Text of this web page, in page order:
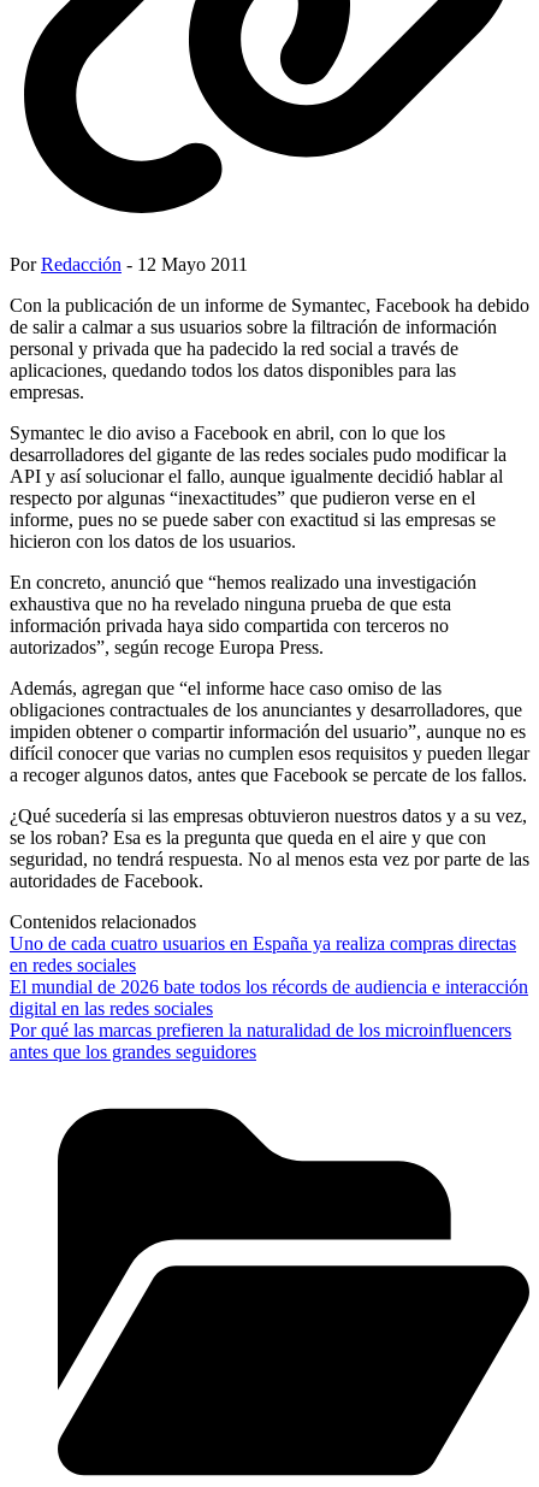
PorRedacción - 12 Mayo 2011
Con la publicación de un informe de Symantec, Facebook ha debido
de salir a calmar a sus usuarios sobre la filtración de información
personal y privada que ha padecido la red social a través de
aplicaciones, quedando todos los datos disponibles para las
empresas.
Symantec le dio aviso a Facebook en abril, con lo que los
desarrolladores del gigante de las redes sociales pudo modificar la
API y así solucionar el fallo, aunque igualmente decidió hablar al
respecto por algunas “inexactitudes” que pudieron verse en el
informe, pues no se puede saber con exactitud si las empresas se
hicieron con los datos de los usuarios.
En concreto, anunció que “hemos realizado una investigación
exhaustiva que no ha revelado ninguna prueba de que esta
información privada haya sido compartida con terceros no
autorizados”, según recoge Europa Press.
Además, agregan que “el informe hace caso omiso de las
obligaciones contractuales de los anunciantes y desarrolladores, que
impiden obtener o compartir información del usuario”, aunque no es
difícil conocer que varias no cumplen esos requisitos y pueden llegar
a recoger algunos datos, antes que Facebook se percate de los fallos.
¿Qué sucedería si las empresas obtuvieron nuestros datos y a su vez,
se los roban? Esa es la pregunta que queda en el aire y que con
seguridad, no tendrá respuesta. No al menos esta vez por parte de las
autoridades de Facebook.
Contenidos relacionados
Uno de cada cuatro usuarios en España ya realiza compras directas
en redes sociales
El mundial de 2026 bate todos los récords de audiencia e interacción
digital en las redes sociales
Por qué las marcas prefieren la naturalidad de los microinfluencers
antes que los grandes seguidores